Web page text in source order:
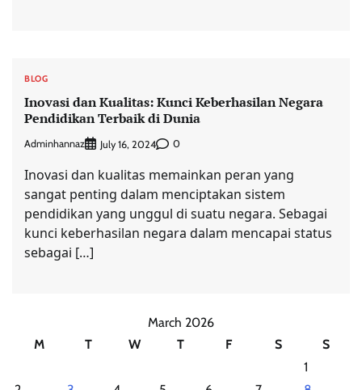
BLOG
Inovasi dan Kualitas: Kunci Keberhasilan Negara
Pendidikan Terbaik di Dunia
Adminhannaz July 16, 2024 0
Inovasi dan kualitas memainkan peran yang
sangat penting dalam menciptakan sistem
pendidikan yang unggul di suatu negara. Sebagai
kunci keberhasilan negara dalam mencapai status
sebagai […]
March 2026
M
T W T F S
S
1